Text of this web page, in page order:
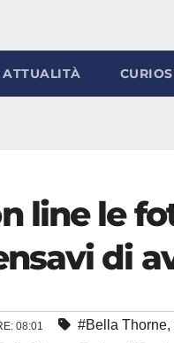
ATTUALITÀ
line le
di
08:01 #Bella Thorne,